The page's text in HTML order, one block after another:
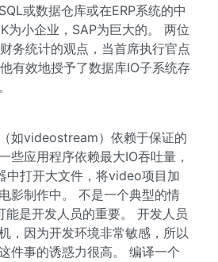
或数据仓库或在ERP系统的中
为小企业，SAP为巨大的。 两位
务统计的观点，当首席执行官点
有效地授予了数据库IO子系统存
如videostream）依赖于保证的
些应用程序依赖最大IO吞吐量，
中打开大文件，将video项目加
影制作中。 不是一个典型的情
能是开发人员的重要。 开发人员
，因为开发环境非常敏感，所以
件事的诱惑力很高。 编译一个